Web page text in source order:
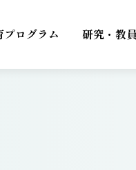
プログラム 研究・教